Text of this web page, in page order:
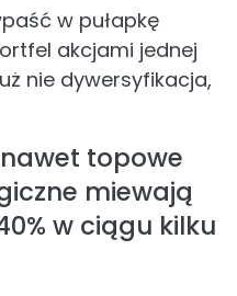
w pułapkę
akcjami jednej
nie dywersyfikacja,
topowe
miewają
w ciągu kilku